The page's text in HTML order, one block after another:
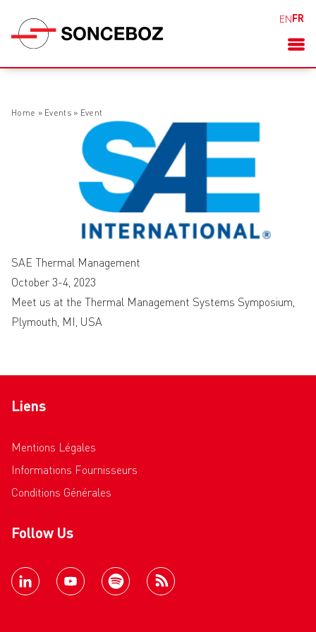
EN FR
Home » Events» Event
SAE Thermal Management
October 3-4, 2023
Meet us at the Thermal Management Systems Symposium,
Plymouth, MI, USA
Liens
Mentions Légales
Informations Fournisseurs
Conditions Générales
Follow Us